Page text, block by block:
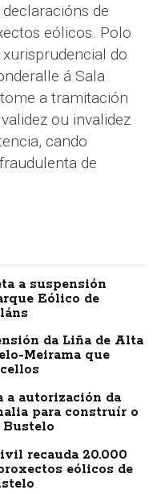
de
eólicos. Polo
do
á Sala
a tramitación
ou invalidez
cando
de
a suspensión
Eólico de
da Liña de Alta
Meirama que
a autorización da
para construír o
recauda 20.000
eólicos de